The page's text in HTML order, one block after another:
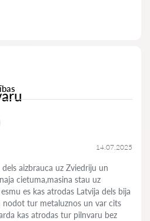
14.07.2025
aizbrauca uz Zviedriju un
cietuma,masina stau uz
es kas atrodas Latvija dels bija
nodot tur metaluznos un var cits
kas atrodas tur pilnvaru bez